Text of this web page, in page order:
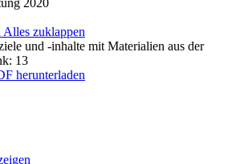
2020
Alles zuklappen
und -inhalte mit Materialien aus der
13
herunterladen